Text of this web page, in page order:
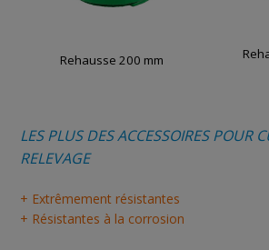
Rehausse 200 mm
LES PLUS DES ACCESSOIRES POUR
RELEVAGE
+ Extrêmement résistantes
+ Résistantes à la corrosion